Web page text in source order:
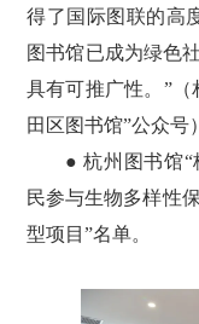
得了国际图联的高
图书馆已成为绿色
具有可推广性。”
田区图书馆”公众号）
● 杭州图书馆
民参与生物多样性
型项目”名单。